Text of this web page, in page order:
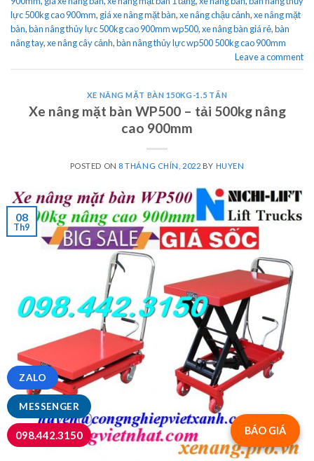
lực 500kg cao 900mm, giá xe nâng mặt bàn,xe nâng chậu cảnh,xe nâng mặt
bàn,bàn nâng thủy lực 500kg cao 900mm wp500,xe nâng bàn giá rẻ,bàn
nâng tay,xe nâng cây cảnh,bàn nâng thủy lực wp500 500kg cao 900mm
Leave a comment
XE NÂNG MẶT BÀN 150KG-1.5 TẤN
Xe nâng mặt bàn WP500 – tải 500kg nâng
cao 900mm
POSTED ON 8 THÁNG CHÍN, 2022 BY HUYEN
08
Th9
BÁO GIÁ
MESSENGER
ZALO
098.442.3150